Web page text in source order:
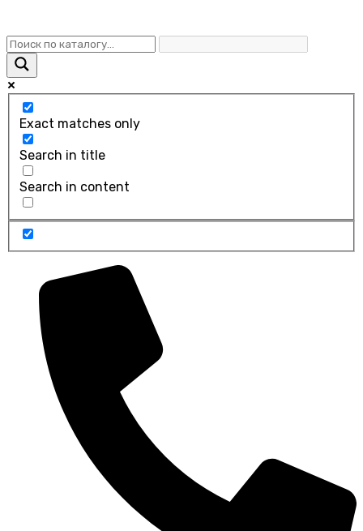
Exact matches only
Search in title
Search in content